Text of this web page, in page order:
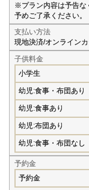
※プラン内容は予告な
予めご了承ください。
支払い方法
現地決済/オンライン
子供料金
小学生
幼児:食事・布団あり
幼児:食事あり
幼児:布団あり
幼児:食事・布団なし
予約金
予約金